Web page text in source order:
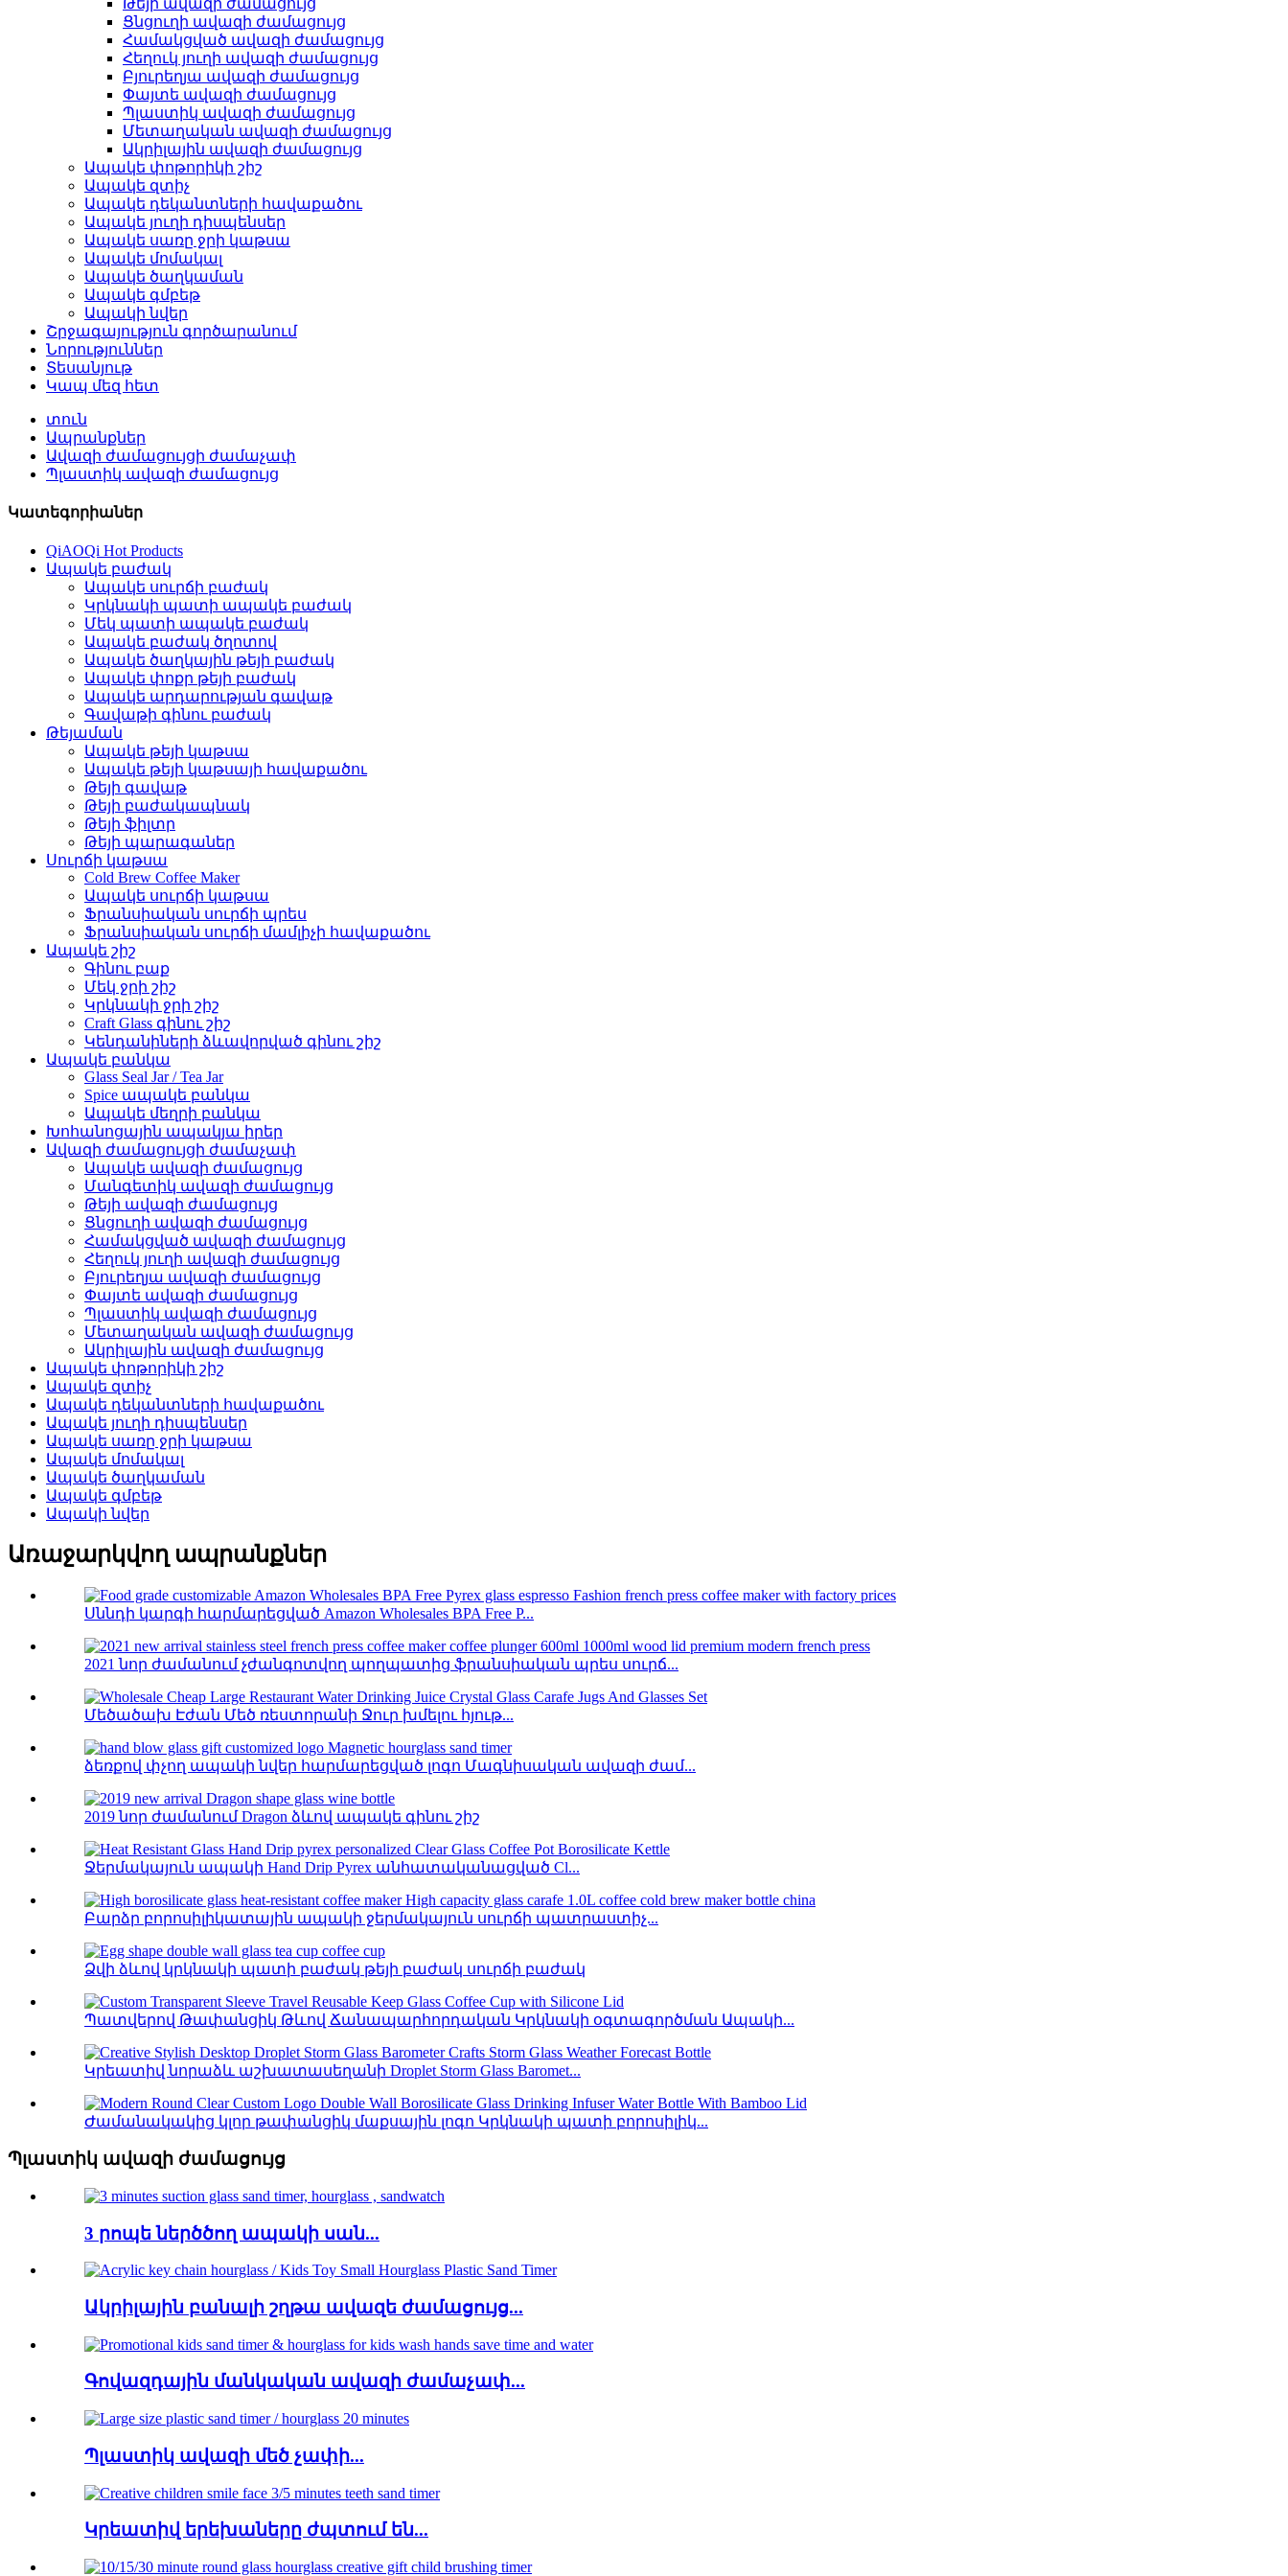
Թեյի ավազի ժամացույց
Ցնցուղի ավազի ժամացույց
Համակցված ավազի ժամացույց
Հեղուկ յուղի ավազի ժամացույց
Բյուրեղյա ավազի ժամացույց
Փայտե ավազի ժամացույց
Պլաստիկ ավազի ժամացույց
Մետաղական ավազի ժամացույց
Ակրիլային ավազի ժամացույց
Ապակե փոթորիկի շիշ
Ապակե զտիչ
Ապակե դեկանտների հավաքածու
Ապակե յուղի դիսպենսեր
Ապակե սառը ջրի կաթսա
Ապակե մոմակալ
Ապակե ծաղկաման
Ապակե գմբեթ
Ապակի նվեր
Շրջագայություն գործարանում
Նորություններ
Տեսանյութ
Կապ մեզ հետ
տուն
Ապրանքներ
Ավազի ժամացույցի ժամաչափ
Պլաստիկ ավազի ժամացույց
Կատեգորիաներ
QiAOQi Hot Products
Ապակե բաժակ
Ապակե սուրճի բաժակ
Կրկնակի պատի ապակե բաժակ
Մեկ պատի ապակե բաժակ
Ապակե բաժակ ծղոտով
Ապակե ծաղկային թեյի բաժակ
Ապակե փոքր թեյի բաժակ
Ապակե արդարության գավաթ
Գավաթի գինու բաժակ
Թեյաման
Ապակե թեյի կաթսա
Ապակե թեյի կաթսայի հավաքածու
Թեյի գավաթ
Թեյի բաժակապնակ
Թեյի ֆիլտր
Թեյի պարագաներ
Սուրճի կաթսա
Cold Brew Coffee Maker
Ապակե սուրճի կաթսա
Ֆրանսիական սուրճի պրես
Ֆրանսիական սուրճի մամլիչի հավաքածու
Ապակե շիշ
Գինու բաք
Մեկ ջրի շիշ
Կրկնակի ջրի շիշ
Craft Glass գինու շիշ
Կենդանիների ձևավորված գինու շիշ
Ապակե բանկա
Glass Seal Jar / Tea Jar
Spice ապակե բանկա
Ապակե մեղրի բանկա
Խոհանոցային ապակյա իրեր
Ավազի ժամացույցի ժամաչափ
Ապակե ավազի ժամացույց
Մանգետիկ ավազի ժամացույց
Թեյի ավազի ժամացույց
Ցնցուղի ավազի ժամացույց
Համակցված ավազի ժամացույց
Հեղուկ յուղի ավազի ժամացույց
Բյուրեղյա ավազի ժամացույց
Փայտե ավազի ժամացույց
Պլաստիկ ավազի ժամացույց
Մետաղական ավազի ժամացույց
Ակրիլային ավազի ժամացույց
Ապակե փոթորիկի շիշ
Ապակե զտիչ
Ապակե դեկանտների հավաքածու
Ապակե յուղի դիսպենսեր
Ապակե սառը ջրի կաթսա
Ապակե մոմակալ
Ապակե ծաղկաման
Ապակե գմբեթ
Ապակի նվեր
Առաջարկվող ապրանքներ
Սննդի կարգի հարմարեցված Amazon Wholesales BPA Free P...
2021 նոր ժամանում չժանգոտվող պողպատից ֆրանսիական պրես սուրճ...
Մեծածախ Էժան Մեծ ռեստորանի Ջուր խմելու հյութ...
ձեռքով փչող ապակի նվեր հարմարեցված լոգո Մագնիսական ավազի ժամ...
2019 նոր ժամանում Dragon ձևով ապակե գինու շիշ
Ջերմակայուն ապակի Hand Drip Pyrex անհատականացված Cl...
Բարձր բորոսիլիկատային ապակի ջերմակայուն սուրճի պատրաստիչ...
Ձվի ձևով կրկնակի պատի բաժակ թեյի բաժակ սուրճի բաժակ
Պատվերով Թափանցիկ Թևով Ճանապարհորդական Կրկնակի օգտագործման Ապակի...
Կրեատիվ նորաձև աշխատասեղանի Droplet Storm Glass Baromet...
Ժամանակակից կլոր թափանցիկ մաքսային լոգո Կրկնակի պատի բորոսիլիկ...
Պլաստիկ ավազի ժամացույց
3 րոպե ներծծող ապակի սան...
Ակրիլային բանալի շղթա ավազե ժամացույց...
Գովազդային մանկական ավազի ժամաչափ...
Պլաստիկ ավազի մեծ չափի...
Կրեատիվ երեխաները ժպտում են...